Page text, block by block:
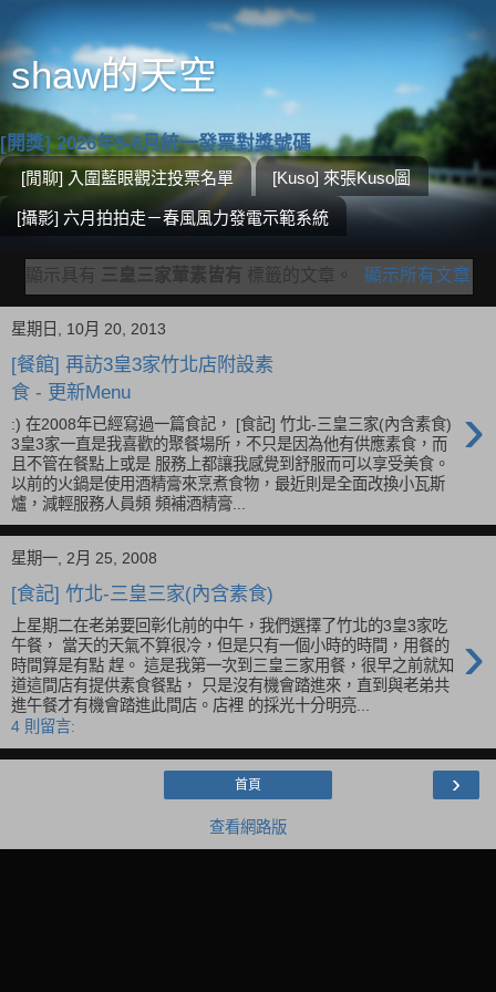
shaw的天空
[開獎] 2026年5-6月統一發票對獎號碼
[閒聊] 入圍藍眼觀注投票名單 [Kuso] 來張Kuso圖
[攝影] 六月拍拍走－春風風力發電示範系統
顯示具有 三皇三家葷素皆有 標籤的文章。 顯示所有文章
星期日, 10月 20, 2013
[餐館] 再訪3皇3家竹北店附設素
食 - 更新Menu
›
:) 在2008年已經寫過一篇食記， [食記] 竹北-三皇三家(內含素食)
3皇3家一直是我喜歡的聚餐場所，不只是因為他有供應素食，而
且不管在餐點上或是 服務上都讓我感覺到舒服而可以享受美食。
以前的火鍋是使用酒精膏來烹煮食物，最近則是全面改換小瓦斯
爐，減輕服務人員頻 頻補酒精膏...
星期一, 2月 25, 2008
[食記] 竹北-三皇三家(內含素食)
›
上星期二在老弟要回彰化前的中午，我們選擇了竹北的3皇3家吃
午餐， 當天的天氣不算很冷，但是只有一個小時的時間，用餐的
時間算是有點 趕。 這是我第一次到三皇三家用餐，很早之前就知
道這間店有提供素食餐點， 只是沒有機會踏進來，直到與老弟共
進午餐才有機會踏進此間店。店裡 的採光十分明亮...
4 則留言:
›
首頁
查看網路版